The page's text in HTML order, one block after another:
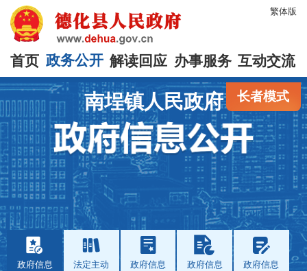
繁体版
首页 政务公开 解读回应 办事服务 互动交流
长者模式
南埕镇人民政府
政府信息
法定主动
政府信息
政府信息
政府信息